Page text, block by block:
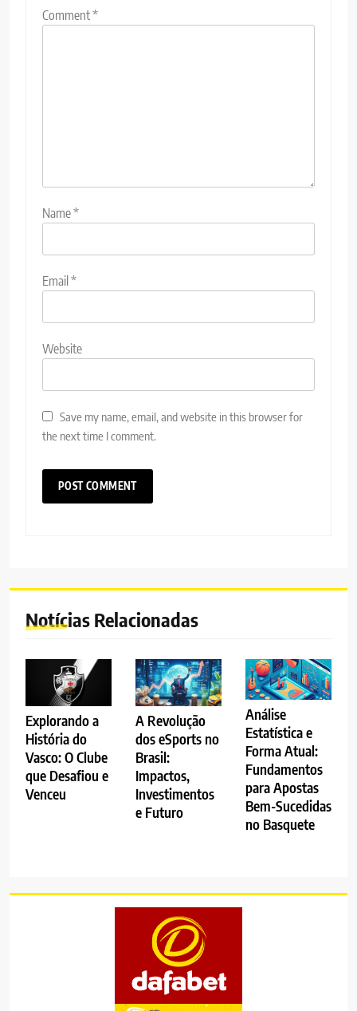
Comment*
Name*
Email *
Website
Save my name, email, and website in this browser for
the next time I comment.
Notícias Relacionadas
Explorando a
História do
Vasco: O Clube
que Desafiou e
Venceu
A Revolução
dos eSports no
Brasil:
Impactos,
Investimentos
e Futuro
Análise
Estatística e
Forma Atual:
Fundamentos
para Apostas
Bem-Sucedidas
no Basquete